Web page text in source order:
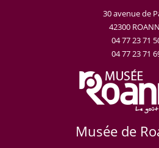
30 avenue de
42300
04 77 23 71
04 77 23 71
Musée de